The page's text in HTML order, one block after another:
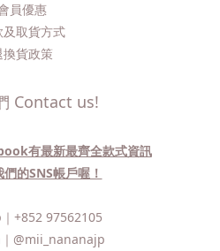
員優惠
及取貨方式
換貨政策
Contact us!
有最新最齊全款式資訊
的SNS帳戶喔！
+852 97562105
@mii_nananajp